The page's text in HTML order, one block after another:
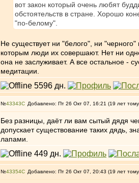
вот закон который очень любят
обстоятельств в стране. Хорошо
"по-белому".
Не существует ни "белого", ни
которым люди их совершают. Нет ни
она не заслуживает. А все остальное -
медитации.
№43343 Добавлено: Пт 26 Окт 07, 16:21 (19 лет
Без разницы, даёт ли вам сытый дядя
допускает существование таких дядь,
лапами.
№43354 Добавлено: Пт 26 Окт 07, 20:43 (19 лет